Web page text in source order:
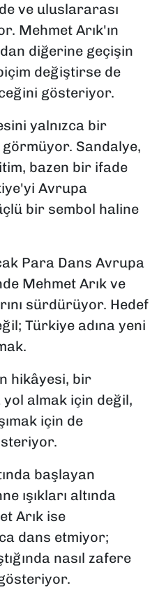
ve uluslararası
Mehmet Arık'ın
diğerine geçişin
değiştirse de
gösteriyor.
yalnızca bir
Sandalye,
bazen bir ifade
Avrupa
bir sembol haline
Para Dans Avrupa
Mehmet Arık ve
sürdürüyor. Hedef
Türkiye adına yeni
hikâyesi, bir
yol almak için değil,
için de
başlayan
ışıkları altında
Arık ise
dans etmiyor;
nasıl zafere